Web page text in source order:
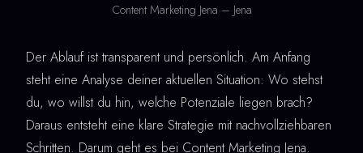
Content Marketing Jena – Jena
Der Ablauf ist transparent und persönlich. Am Anfang
steht eine Analyse deiner aktuellen Situation: Wo stehst
du, wo willst du hin, welche Potenziale liegen brach?
Daraus entsteht eine klare Strategie mit nachvollziehbaren
Schritten. Darum geht es bei Content Marketing Jena.